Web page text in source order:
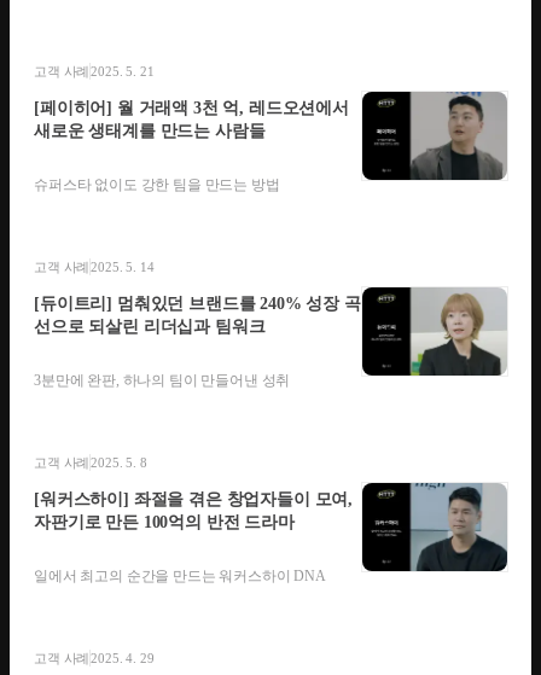
고객 사례2025. 5. 21
[페이히어] 월 거래액 3천 억, 레드오션에서
새로운 생태계를 만드는 사람들
슈퍼스타 없이도 강한 팀을 만드는 방법
고객 사례2025. 5. 14
[듀이트리] 멈춰있던 브랜드를 240% 성장 곡
선으로 되살린 리더십과 팀워크
3분만에 완판, 하나의 팀이 만들어낸 성취
고객 사례2025. 5. 8
[워커스하이] 좌절을 겪은 창업자들이 모여,
자판기로 만든 100억의 반전 드라마
일에서 최고의 순간을 만드는 워커스하이 DNA
고객 사례2025. 4. 29